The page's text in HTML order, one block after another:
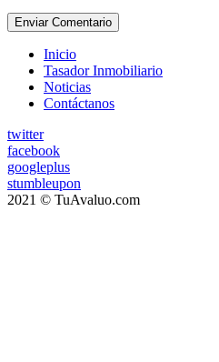
Inicio
Tasador Inmobiliario
Noticias
Contáctanos
twitter
facebook
googleplus
stumbleupon
2021 © TuAvaluo.com